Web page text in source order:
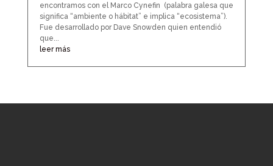
encontramos con el Marco Cynefin (palabra galesa que
significa “ambiente o hábitat” e implica “ecosistema”).
Fue desarrollado por Dave Snowden quien entendió
que...
leer más